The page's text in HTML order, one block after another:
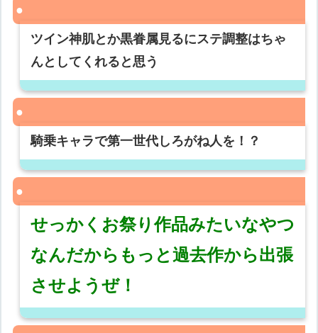
ツイン神肌とか黒眷属見るにステ調整はちゃ
んとしてくれると思う
騎乗キャラで第一世代しろがね人を！？
せっかくお祭り作品みたいなやつ
なんだからもっと過去作から出張
させようぜ！